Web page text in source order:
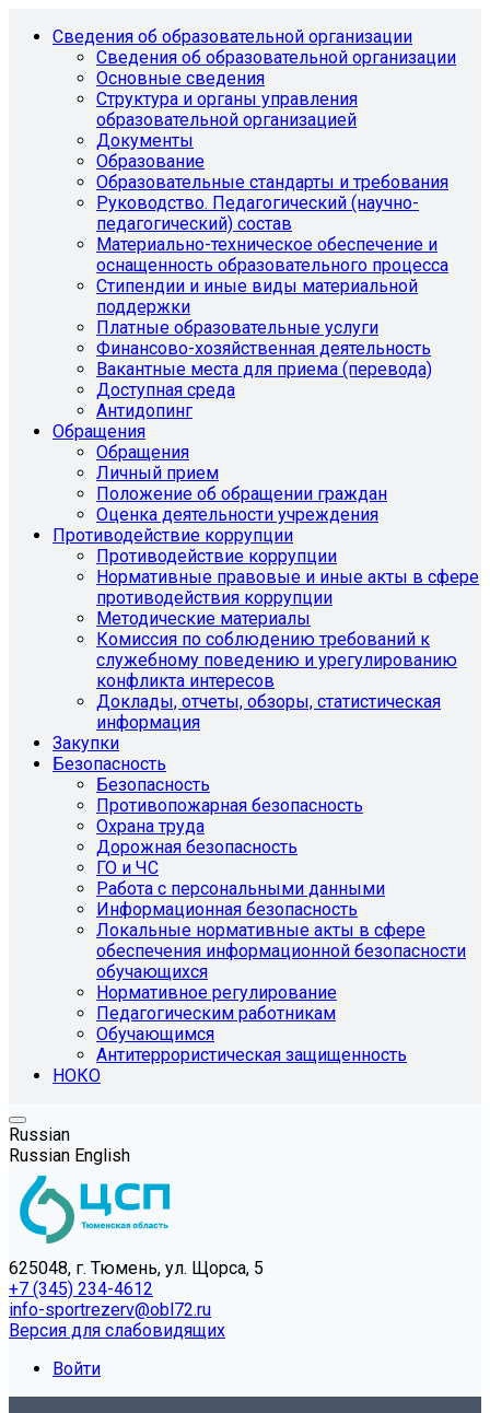
Сведения об образовательной организации
Сведения об образовательной организации
Основные сведения
Структура и органы управления
образовательной организацией
Документы
Образование
Образовательные стандарты и требования
Руководство. Педагогический (научно-
педагогический) состав
Материально-техническое обеспечение и
оснащенность образовательного процесса
Стипендии и иные виды материальной
поддержки
Платные образовательные услуги
Финансово-хозяйственная деятельность
Вакантные места для приема (перевода)
Доступная среда
Антидопинг
Обращения
Обращения
Личный прием
Положение об обращении граждан
Оценка деятельности учреждения
Противодействие коррупции
Противодействие коррупции
Нормативные правовые и иные акты в сфере
противодействия коррупции
Методические материалы
Комиссия по соблюдению требований к
служебному поведению и урегулированию
конфликта интересов
Доклады, отчеты, обзоры, статистическая
информация
Закупки
Безопасность
Безопасность
Противопожарная безопасность
Охрана труда
Дорожная безопасность
ГО и ЧС
Работа с персональными данными
Информационная безопасность
Локальные нормативные акты в сфере
обеспечения информационной безопасности
обучающихся
Нормативное регулирование
Педагогическим работникам
Обучающимся
Антитеррористическая защищенность
НОКО
Russian
Russian English
625048, г. Тюмень, ул. Щорса, 5
+7 (345) 234-4612
info-sportrezerv@obl72.ru
Версия для слабовидящих
Войти